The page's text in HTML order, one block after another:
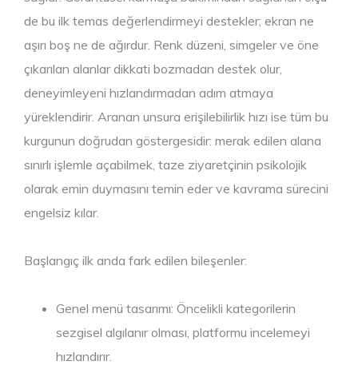
de bu ilk temas değerlendirmeyi destekler; ekran ne
aşırı boş ne de ağırdur. Renk düzeni, simgeler ve öne
çıkarılan alanlar dikkati bozmadan destek olur,
deneyimleyeni hızlandırmadan adım atmaya
yüreklendirir. Aranan unsura erişilebilirlik hızı ise tüm bu
kurgunun doğrudan göstergesidir: merak edilen alana
sınırlı işlemle açabilmek, taze ziyaretçinin psikolojik
olarak emin duymasını temin eder ve kavrama sürecini
engelsiz kılar.
Başlangıç ilk anda fark edilen bileşenler:
Genel menü tasarımı: Öncelikli kategorilerin
sezgisel algılanır olması, platformu incelemeyi
hızlandırır.